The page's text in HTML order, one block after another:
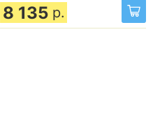
8 135 р.